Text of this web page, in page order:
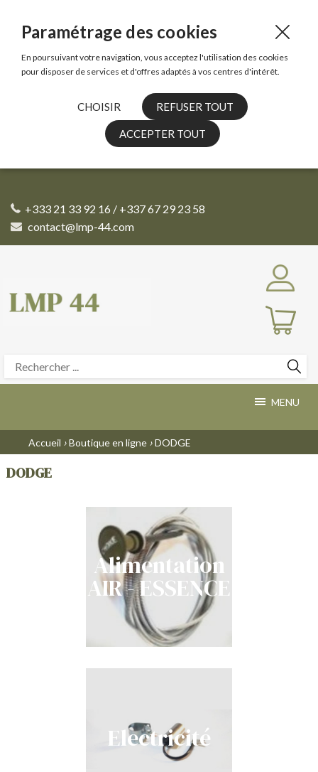
+333 21 33 92 16 / +337 67 29 23 58
contact@lmp-44.com
MENU
Accueil ›Boutique en ligne ›DODGE
DODGE
Alimentation
AIR - ESSENCE
Electricité
Paramétrage des cookies
En poursuivant votre navigation, vous acceptez l'utilisation des cookies
pour disposer de services et d'offres adaptés à vos centres d'intérêt.
CHOISIR REFUSER TOUT
ACCEPTER TOUT